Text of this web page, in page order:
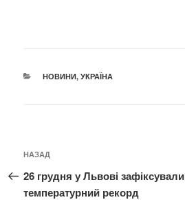
КАТЕГОРІЇ
НОВИНИ, УКРАЇНА
Навігація
записів
Попередній
запис:
НАЗАД
26 грудня у Львові зафіксували
температурний рекорд